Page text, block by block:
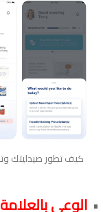
كيف تطور صيدليتك
الوعي